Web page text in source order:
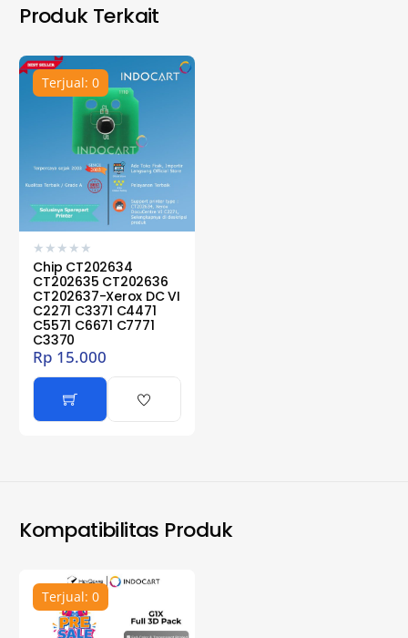
Produk Terkait
Terjual: 0
★ ★ ★ ★ ★
Chip CT202634
CT202635 CT202636
CT202637-Xerox DC VI
C2271 C3371 C4471
C5571 C6671 C7771
C3370
Rp 15.000
Kompatibilitas Produk
Terjual: 0